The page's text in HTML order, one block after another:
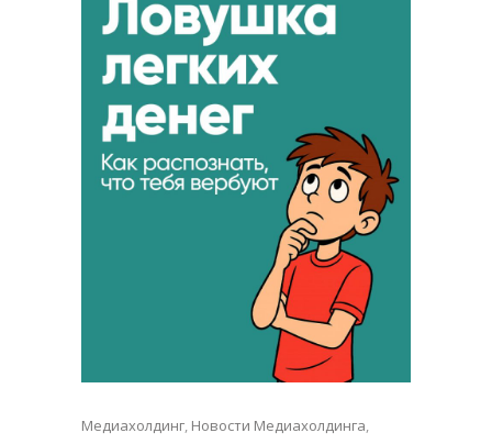
Медиахолдинг, Новости Медиахолдинга,